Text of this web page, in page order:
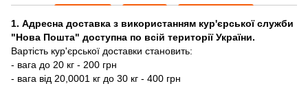
1. Адресна доставка з використанням кур'єрської служби
"Нова Пошта" доступна по всій території України.
Вартість кур'єрської доставки становить:
- вага до 20 кг - 200 грн
- вага від 20,0001 кг до 30 кг - 400 грн